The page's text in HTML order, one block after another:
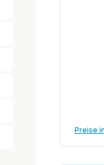
Preise